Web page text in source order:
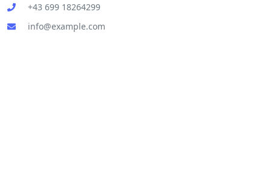
+43 699 18264299
info@example.com